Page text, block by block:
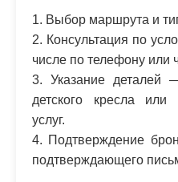
1. Выбор маршрута и
2. Консультация по
числе по телефону или
3. Указание деталей
детского кресла или
услуг.
4. Подтверждение
подтверждающего